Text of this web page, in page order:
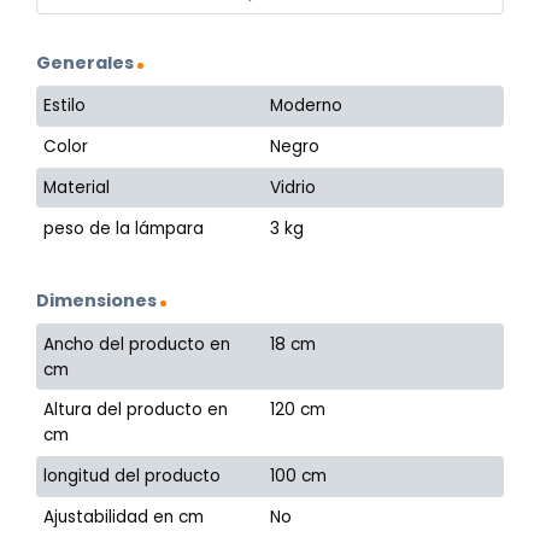
Generales
Estilo
Moderno
Color
Negro
Material
Vidrio
peso de la lámpara
3 kg
Dimensiones
Ancho del producto en
cm
18 cm
Altura del producto en
cm
120 cm
longitud del producto
100 cm
Ajustabilidad en cm
No